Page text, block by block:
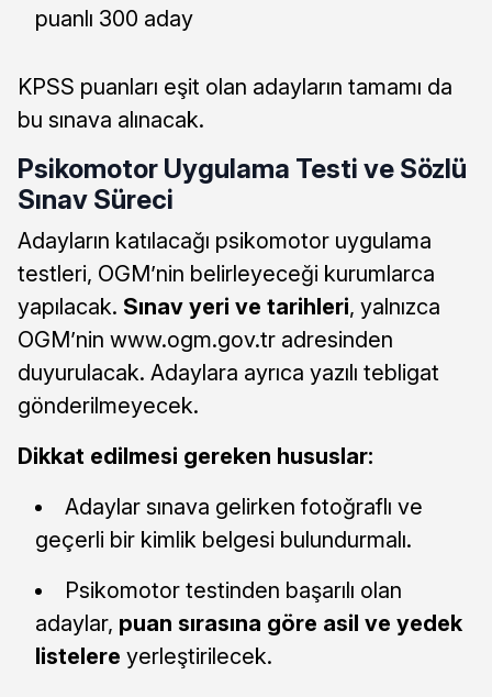
puanlı 300 aday
KPSS puanları eşit olan adayların tamamı da
bu sınava alınacak.
Psikomotor Uygulama Testi ve Sözlü
Sınav Süreci
Adayların katılacağı psikomotor uygulama
testleri, OGM’nin belirleyeceği kurumlarca
yapılacak. Sınav yeri ve tarihleri, yalnızca
OGM’nin www.ogm.gov.tr adresinden
duyurulacak. Adaylara ayrıca yazılı tebligat
gönderilmeyecek.
Dikkat edilmesi gereken hususlar:
Adaylar sınava gelirken fotoğraflı ve
geçerli bir kimlik belgesi bulundurmalı.
Psikomotor testinden başarılı olan
adaylar, puan sırasına göre asil ve yedek
listelere yerleştirilecek.